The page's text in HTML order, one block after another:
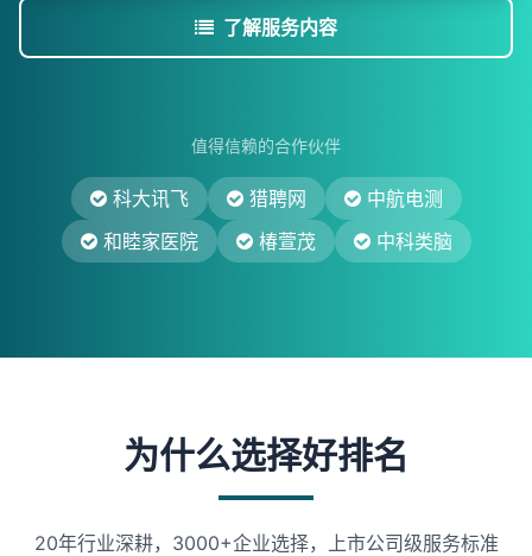
了解服务内容
值得信赖的合作伙伴
科大讯飞 猎聘网
中航电测
和睦家医院
椿萱茂 中科类脑
为什么选择好排名
20年行业深耕，3000+企业选择，上市公司级服务标准